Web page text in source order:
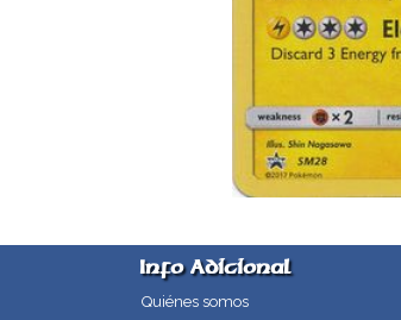
Info Adicional
Quiénes somos